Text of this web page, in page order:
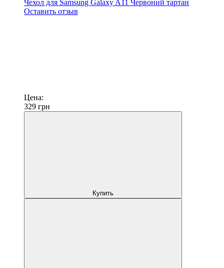
Чехол для Samsung Galaxy A11 Червоний тартан
Оставить отзыв
Цена:
329 грн
Купить